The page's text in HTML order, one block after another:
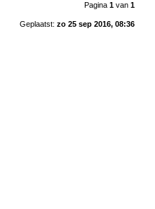
Pagina 1van 1
Geplaatst: zo 25 sep 2016, 08:36